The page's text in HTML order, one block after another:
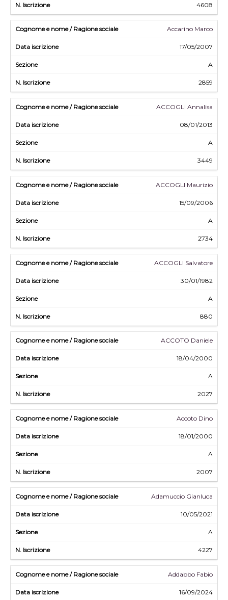
4608
Accarino Marco
17/05/2007
A
2859
ACCOGLI Annalisa
08/01/2013
A
3449
ACCOGLI Maurizio
15/09/2006
A
2734
ACCOGLI Salvatore
30/01/1982
A
880
ACCOTO Daniele
18/04/2000
A
2027
Accoto Dino
18/01/2000
A
2007
Adamuccio Gianluca
10/05/2021
A
4227
Addabbo Fabio
16/09/2024